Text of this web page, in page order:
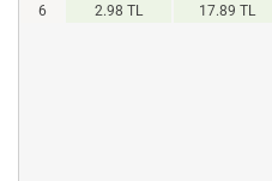
6
2.98 TL 17.89 TL